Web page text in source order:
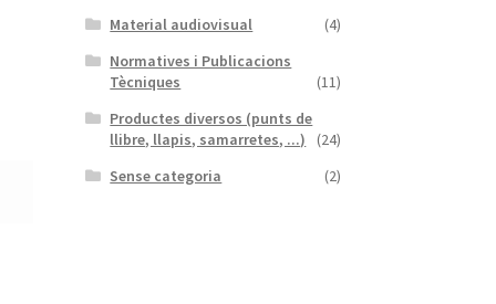
Material audiovisual
(4)
Normatives i Publicacions
Tècniques
(11)
Productes diversos (punts de
llibre, llapis, samarretes, ...)
(24)
Sense categoria
(2)